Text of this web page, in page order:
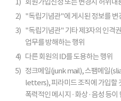
1) 회원가입신청 또는 변경시 허위내
2) "독립기념관"에 게시된 정보를 변
3) "독립기념관" 기타 제3자의 인격
업무를 방해하는 행위
4) 다른 회원의 ID를 도용하는 행위
5) 정크메일(junk mail), 스팸메일
letters), 피라미드 조직에 가입할
폭력적인 메시지 · 화상 · 음성 등